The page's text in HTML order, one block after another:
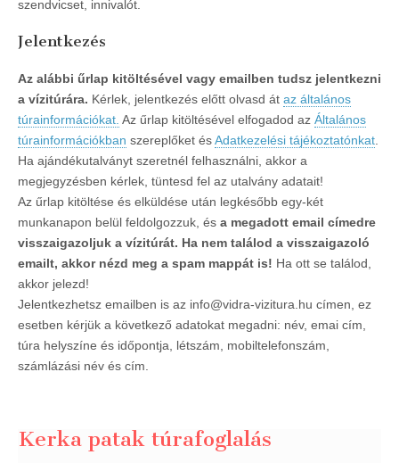
szendvicset, innivalót.
Jelentkezés
Az alábbi űrlap kitöltésével vagy emailben tudsz jelentkezni
a vízitúrára. Kérlek, jelentkezés előtt olvasd át az általános
túrainformációkat. Az űrlap kitöltésével elfogadod az Általános
túrainformációkban szereplőket ésAdatkezelési tájékoztatónkat
Ha ajándékutalványt szeretnél felhasználni, akkor a
megjegyzésben kérlek, tüntesd fel az utalvány adatait!
Az űrlap kitöltése és elküldése után legkésőbb egy-két
munkanapon belül feldolgozzuk, és a megadott email címedre
visszaigazoljuk a vízitúrát. Ha nem találod a visszaigazoló
emailt, akkor nézd meg a spam mappát is! Ha ott se találod,
akkor jelezd!
Jelentkezhetsz emailben is az info@vidra-vizitura.hu címen, ez
esetben kérjük a következő adatokat megadni: név, emai cím,
túra helyszíne és időpontja, létszám, mobiltelefonszám,
számlázási név és cím.
Kerka patak túrafoglalás